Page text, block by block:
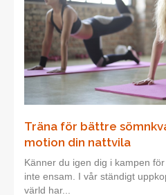
Träna för bättre
motion din nattvila
Känner du igen dig i kampen
inte ensam. I vår ständigt
värld har...